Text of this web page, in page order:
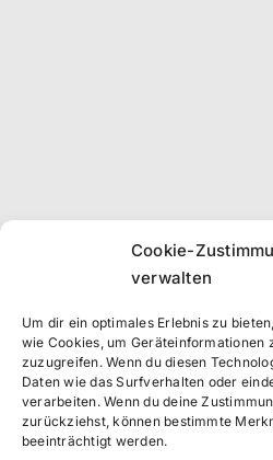
Cookie-
verwalten
Um dir ein optimales Erlebnis zu
wie Cookies, um Geräteinformationen
zuzugreifen. Wenn du diesen
Daten wie das Surfverhalten oder
verarbeiten. Wenn du deine
zurückziehst, können bestimmte
beeinträchtigt werden.